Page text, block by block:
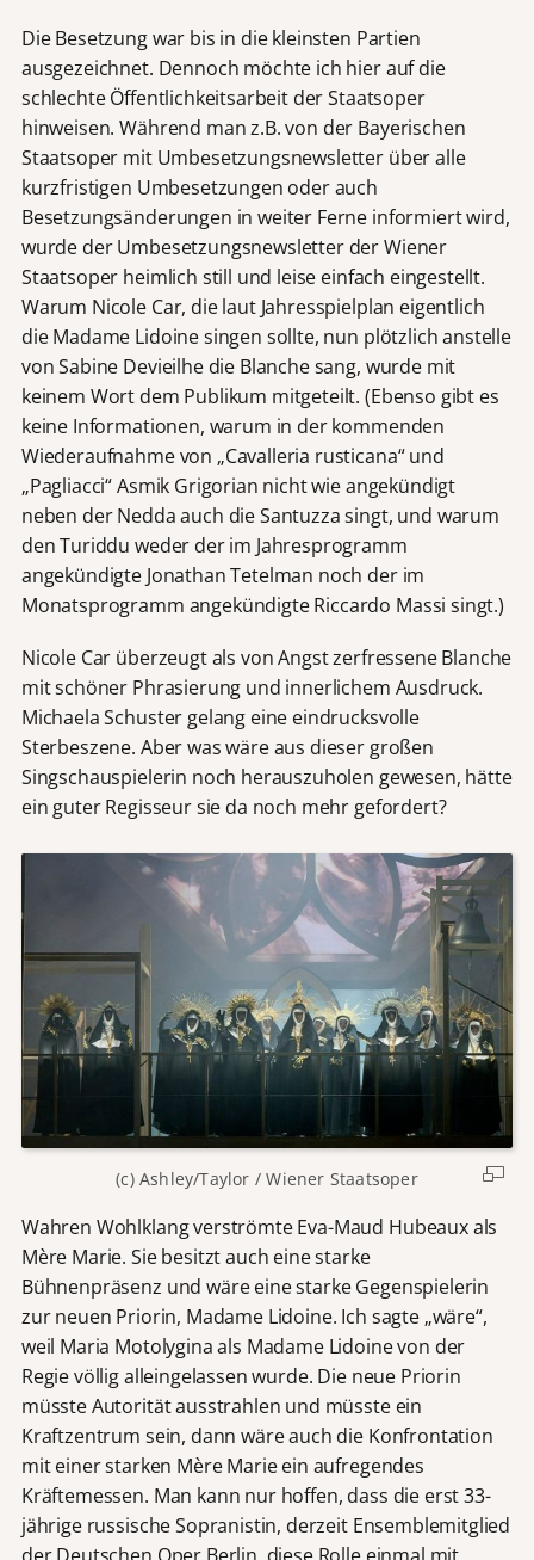
Die Besetzung war bis in die kleinsten Partien
ausgezeichnet. Dennoch möchte ich hier auf die
schlechte Öffentlichkeitsarbeit der Staatsoper
hinweisen. Während man z.B. von der Bayerischen
Staatsoper mit Umbesetzungsnewsletter über alle
kurzfristigen Umbesetzungen oder auch
Besetzungsänderungen in weiter Ferne informiert wird,
wurde der Umbesetzungsnewsletter der Wiener
Staatsoper heimlich still und leise einfach eingestellt.
Warum Nicole Car, die laut Jahresspielplan eigentlich
die Madame Lidoine singen sollte, nun plötzlich anstelle
von Sabine Devieilhe die Blanche sang, wurde mit
keinem Wort dem Publikum mitgeteilt. (Ebenso gibt es
keine Informationen, warum in der kommenden
Wiederaufnahme von „Cavalleria rusticana“ und
„Pagliacci“ Asmik Grigorian nicht wie angekündigt
neben der Nedda auch die Santuzza singt, und warum
den Turiddu weder der im Jahresprogramm
angekündigte Jonathan Tetelman noch der im
Monatsprogramm angekündigte Riccardo Massi singt.)
Nicole Car überzeugt als von Angst zerfressene Blanche
mit schöner Phrasierung und innerlichem Ausdruck.
Michaela Schuster gelang eine eindrucksvolle
Sterbeszene. Aber was wäre aus dieser großen
Singschauspielerin noch herauszuholen gewesen, hätte
ein guter Regisseur sie da noch mehr gefordert?
(c) Ashley/Taylor / Wiener Staatsoper
Wahren Wohlklang verströmte Eva-Maud Hubeaux als
Mère Marie. Sie besitzt auch eine starke
Bühnenpräsenz und wäre eine starke Gegenspielerin
zur neuen Priorin, Madame Lidoine. Ich sagte „wäre“,
weil Maria Motolygina als Madame Lidoine von der
Regie völlig alleingelassen wurde. Die neue Priorin
müsste Autorität ausstrahlen und müsste ein
Kraftzentrum sein, dann wäre auch die Konfrontation
mit einer starken Mère Marie ein aufregendes
Kräftemessen. Man kann nur hoffen, dass die erst 33-
jährige russische Sopranistin, derzeit Ensemblemitglied
D
a
s
i
w
i
r
o
n
Y
o
b
e
b
e
r
e
g
e
s
t
e